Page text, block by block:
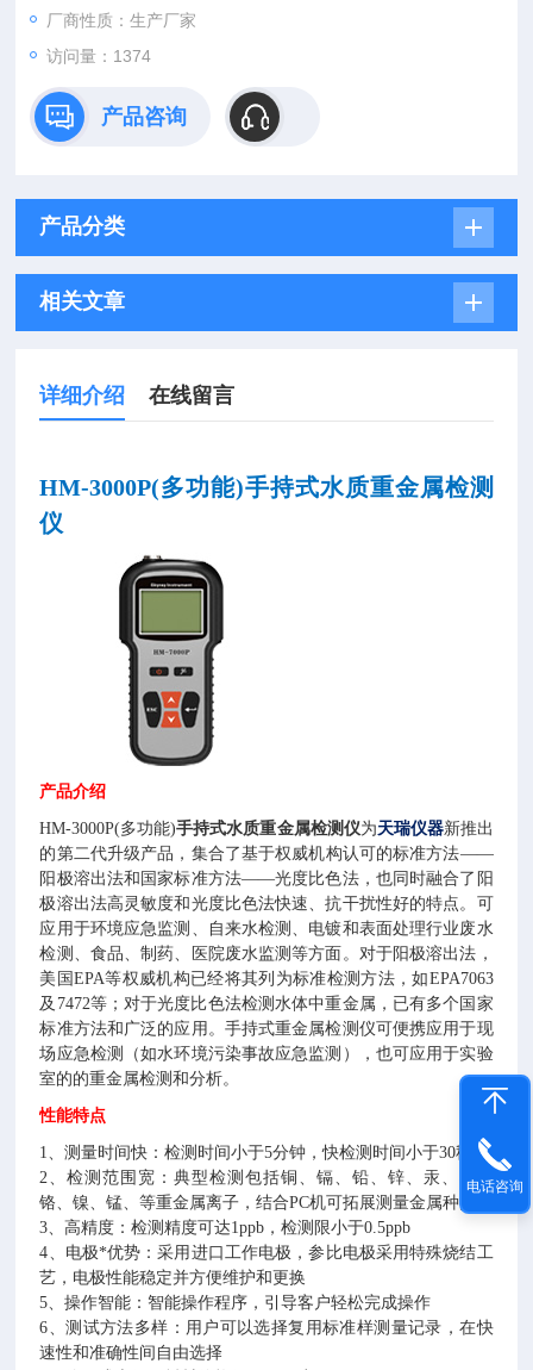
机构已经将其列为标准检测方法，如EPA7063及7
厂商性质：生产厂家
访问量：1374
产品咨询
产品分类
相关文章
详细介绍 在线留言
HM-3000P(多功能)手持式水质重金属检测
仪
产品介绍
HM-3000P(多功能)手持式水质重金属检测仪为天瑞仪器新推出
的第二代升级产品，集合了基于权威机构认可的标准方法——
阳极溶出法和国家标准方法——光度比色法，也同时融合了阳
极溶出法高灵敏度和光度比色法快速、抗干扰性好的特点。可
应用于环境应急监测、自来水检测、电镀和表面处理行业废水
检测、食品、制药、医院废水监测等方面。对于阳极溶出法，
美国EPA等权威机构已经将其列为标准检测方法，如EPA7063
及 7472等；对于光度比色法检测水体中重金属，已有多个国家
标准方法和广泛的应用。 手持式重金属检测仪可便携应用于现
场应急检测（如水环境污染事故应急监测），也可应用于实验
室的的重金属检测和分析。
性能特点
1、测量时间快：检测时间小于5分钟，快检测时间小于30秒
2、检测范围宽：典型检测包括铜、镉、铅、锌、汞、砷、
铬、镍、锰、等重金属离子，结合PC机可拓展测量金属种类
3、高精度：检测精度可达1ppb ，检测限小于0.5ppb
4、电极*优势：采用进口工作电极，参比电极采用特殊烧结工
艺，电极性能稳定并方便维护和更换
5、操作智能：智能操作程序，引导客户轻松完成操作
6、测试方法多样：用户可以选择复用标准样测量记录，在快
速性和准确性间自由选择
电话咨询